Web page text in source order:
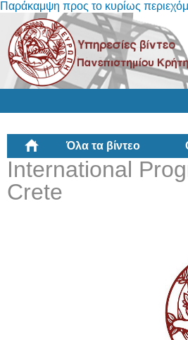
Παράκαμψη προς το κυρίως
Όλα τα βίντεο
International
Crete